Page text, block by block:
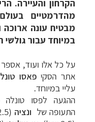
הקרחון והעיירה.
מבטיח עונה ארוכה
במיוחד עבור גולשי
על כל אלו ועוד,
אתר הסקי פאסו
עליי במיוחד.
ההגעה לפסו טונלה
התעופה של ונציה (2.5 שע'),